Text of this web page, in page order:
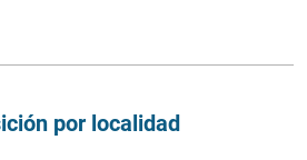
por localidad